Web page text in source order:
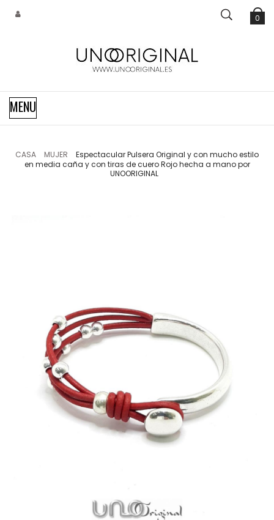
0
Navegación
de
palanca
MENU
CASA MUJER
Espectacular Pulsera Original y con mucho estilo
en media caña y con tiras de cuero Rojo hecha a mano por
UNOORIGINAL